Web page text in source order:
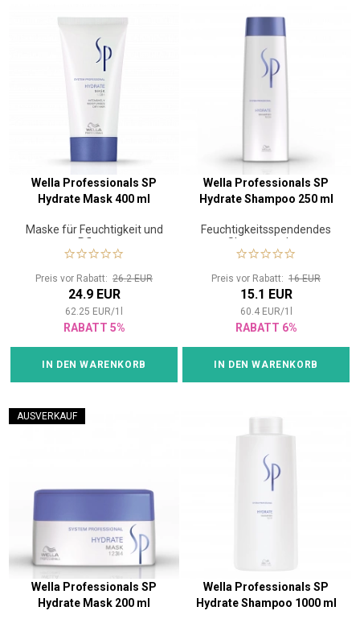
Wella Professionals SP
Hydrate Mask 400 ml
Maske für Feuchtigkeit und
Pflege
Preis vor Rabatt: 26.2 EUR
24.9 EUR
62.25 EUR/1
RABATT 5%
IN DEN WARENKORB
Wella Professionals SP
Hydrate Shampoo 250 ml
Feuchtigkeitsspendendes
Shampoo ohne
Beschwerung
Preis vor Rabatt: 16 EUR
15.1 EUR
60.4 EUR/1
RABATT 6%
IN DEN WARENKORB
AUSVERKAUF
Wella Professionals SP
Hydrate Mask 200 ml
Wella Professionals SP
Hydrate Shampoo 1000 ml